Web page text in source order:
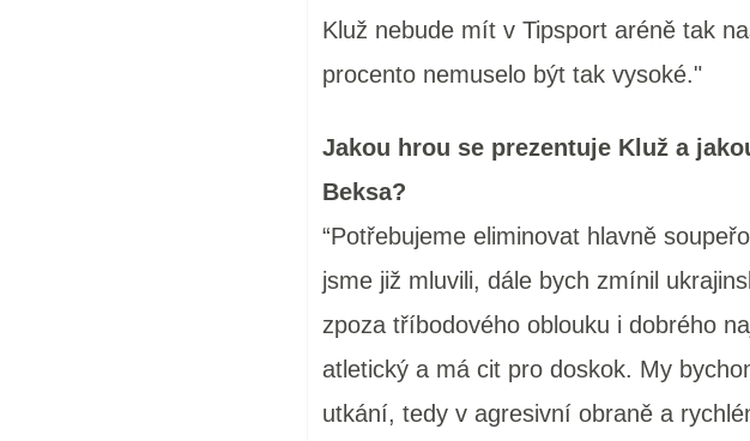
Kluž nebude mít v Tipsport aréně tak
procento nemuselo být tak vysoké."
Jakou hrou se prezentuje Kluž a
Beksa?
“Potřebujeme eliminovat hlavně
jsme již mluvili, dále bych zmínil
zpoza tříbodového oblouku i dobrého
atletický a má cit pro doskok. My
utkání, tedy v agresivní obraně a